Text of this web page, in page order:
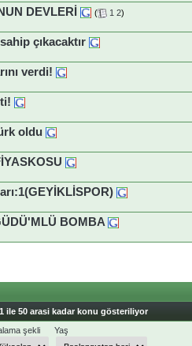
DEVLERİ ( 1 2)
çıkacaktır
verdi!
oldu
BOMBA
ile 50 arasi kadar konu gösteriliyor
şekli Yaş